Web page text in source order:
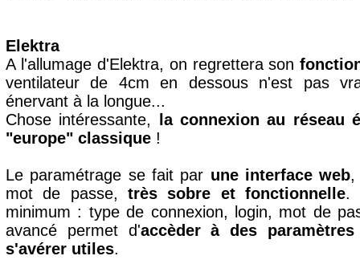
Elektra
A l'allumage d'Elektra, on regrettera son
ventilateur de 4cm en dessous n'est pas
énervant à la longue...
Chose intéressante,
la connexion au réseau
"europe" classique !
Le paramétrage se fait par une interface web,
mot de passe,très sobre et fonctionnelle.
minimum : type de connexion, login, mot de
avancé permet d'accèder à des
s'avérer utiles.